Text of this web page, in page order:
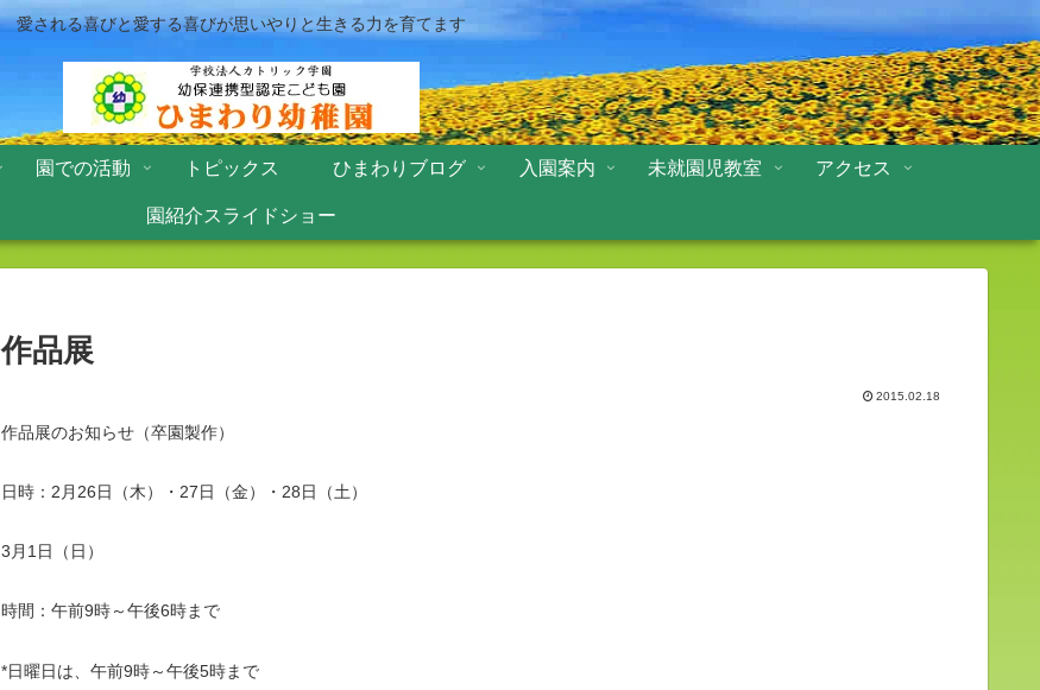
愛される喜びと愛する喜びが思いやりと生きる力を育てます
園での活動 トピックス ひまわりブログ 入園案内 未就園児教室 アクセス
園紹介スライドショー
作品展
2015.02.18
作品展のお知らせ（卒園製作）
日時：2月26日（木）・27日（金）・28日（土）
3月1日（日）
時間：午前9時～午後6時まで
*日曜日は、午前9時～午後5時まで